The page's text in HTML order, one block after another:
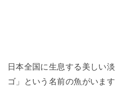
日本全国に生息する美しい
ゴ」という名前の魚がいます